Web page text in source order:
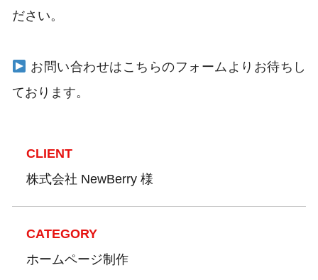
ださい。
お問い合わせはこちらのフォームよりお待ちし
ております。
CLIENT
株式会社 NewBerry 様
CATEGORY
ホームページ制作